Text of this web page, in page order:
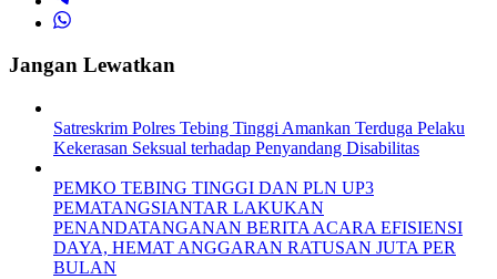
Jangan Lewatkan
Satreskrim Polres Tebing Tinggi Amankan Terduga Pelaku
Kekerasan Seksual terhadap Penyandang Disabilitas
PEMKO TEBING TINGGI DAN PLN UP3
PEMATANGSIANTAR LAKUKAN
PENANDATANGANAN BERITA ACARA EFISIENSI
DAYA, HEMAT ANGGARAN RATUSAN JUTA PER
BULAN